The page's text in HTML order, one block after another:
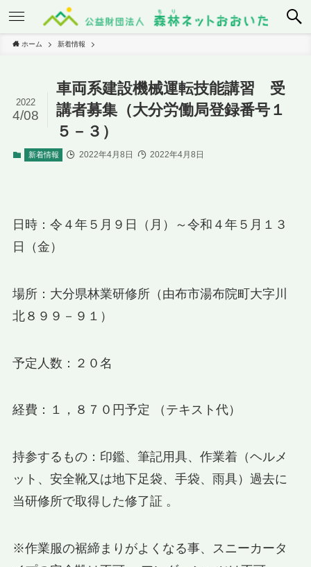
ホーム 新着情報
車両系建設機械運転技能講習 受
講者募集（大分労働局登録番号１
５－３）
2022
4/08
新着情報 2022年4月8日 2022年4月8日
日時：令４年５月９日（月）～令和４年５月１３
日（金）
場所：大分県林業研修所（由布市湯布院町大字川
北８９９－９１）
予定人数：２０名
経費：１，８７０円予定 （テキスト代）
持参するもの：印鑑、筆記用具、作業着（ヘルメ
ット、安全靴又は地下足袋、手袋、雨具）過去に
当研修所で取得した修了証 。
※作業服の裾締まりがよくなる事、スニーカータ